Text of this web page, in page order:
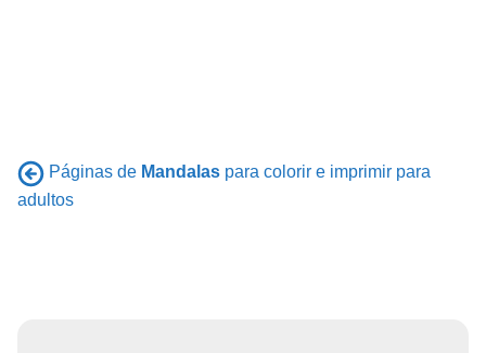
Páginas de Mandalas para colorir e imprimir para
adultos